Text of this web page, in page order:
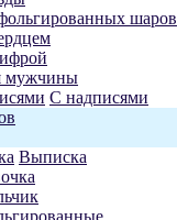
шаров
мужчины
С надписями
Выписка